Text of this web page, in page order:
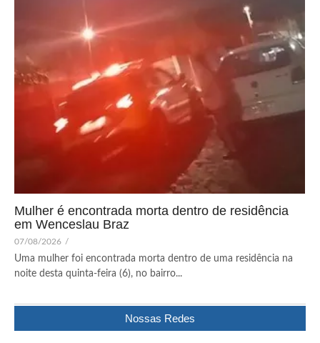
Mulher é encontrada morta dentro de residência
em Wenceslau Braz
07/08/2026 /
Uma mulher foi encontrada morta dentro de uma residência na
noite desta quinta-feira (6), no bairro...
Nossas Redes